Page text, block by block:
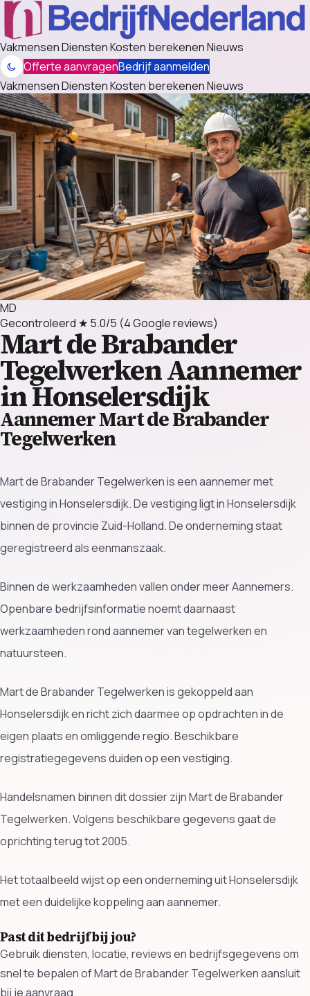
VakmensenDienstenKosten berekenenNieuws
Offerte aanvragenBedrijf aanmelden
VakmensenDienstenKosten berekenenNieuws
MD
Gecontroleerd ★ 5.0/5 (4 Google reviews)
Mart de Brabander
TegelwerkenAannemer
in Honselersdijk
Aannemer Mart de Brabander
Tegelwerken
Mart de Brabander Tegelwerken is een aannemer met
vestiging in Honselersdijk. De vestiging ligt in Honselersdijk
binnen de provincie Zuid-Holland. De onderneming staat
geregistreerd als eenmanszaak.
Binnen de werkzaamheden vallen onder meer Aannemers.
Openbare bedrijfsinformatie noemt daarnaast
werkzaamheden rond aannemer van tegelwerken en
natuursteen.
Mart de Brabander Tegelwerken is gekoppeld aan
Honselersdijk en richt zich daarmee op opdrachten in de
eigen plaats en omliggende regio. Beschikbare
registratiegegevens duiden op een vestiging.
Handelsnamen binnen dit dossier zijn Mart de Brabander
Tegelwerken. Volgens beschikbare gegevens gaat de
oprichting terug tot 2005.
Het totaalbeeld wijst op een onderneming uit Honselersdijk
met een duidelijke koppeling aan aannemer.
Past dit bedrijf bij jou?
Gebruik diensten, locatie, reviews en bedrijfsgegevens om
snel te bepalen of Mart de Brabander Tegelwerken aansluit
bij je aanvraag.